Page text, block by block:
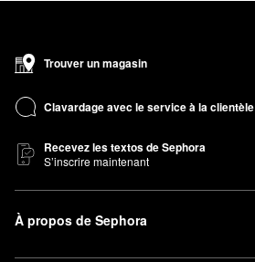
Trouver un magasin
Clavardage avec le service à la clientèle
Recevez les textos de Sephora
S’inscrire maintenant
À propos de Sephora